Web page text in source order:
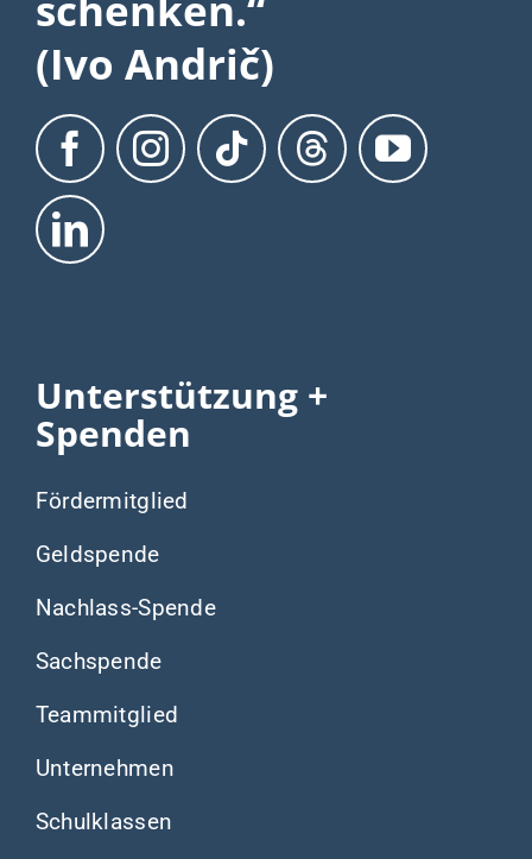
(Ivo Andrič)
Unterstützung +
Spenden
Fördermitglied
Geldspende
Nachlass-Spende
Sachspende
Teammitglied
Unternehmen
Schulklassen